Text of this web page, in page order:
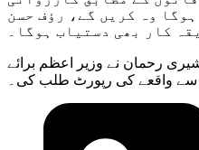
وہ کریں گے، رؤف حسن
کار بھی دستیاب ہوگا۔
رحمان نے وزیر اعظم برائے
سے واقعے کی رپورٹ طلب کی۔